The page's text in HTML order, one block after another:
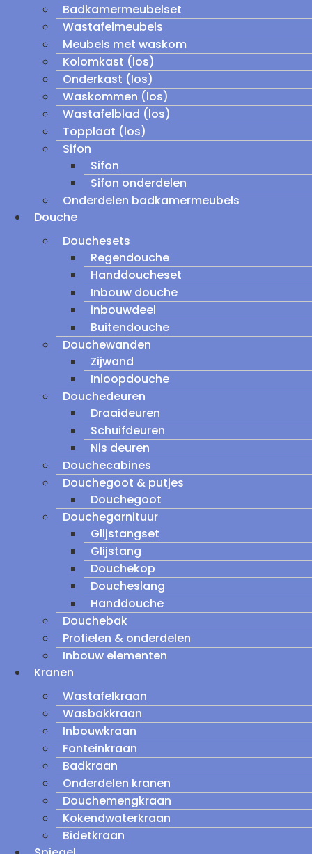
Badkamermeubelset
Wastafelmeubels
Meubels met waskom
Kolomkast (los)
Onderkast (los)
Waskommen (los)
Wastafelblad (los)
Topplaat (los)
Sifon
Sifon
Sifon onderdelen
Onderdelen badkamermeubels
Douche
Douchesets
Regendouche
Handdoucheset
Inbouw douche
inbouwdeel
Buitendouche
Douchewanden
Zijwand
Inloopdouche
Douchedeuren
Draaideuren
Schuifdeuren
Nis deuren
Douchecabines
Douchegoot & putjes
Douchegoot
Douchegarnituur
Glijstangset
Glijstang
Douchekop
Doucheslang
Handdouche
Douchebak
Profielen & onderdelen
Inbouw elementen
Kranen
Wastafelkraan
Wasbakkraan
Inbouwkraan
Fonteinkraan
Badkraan
Onderdelen kranen
Douchemengkraan
Kokendwaterkraan
Bidetkraan